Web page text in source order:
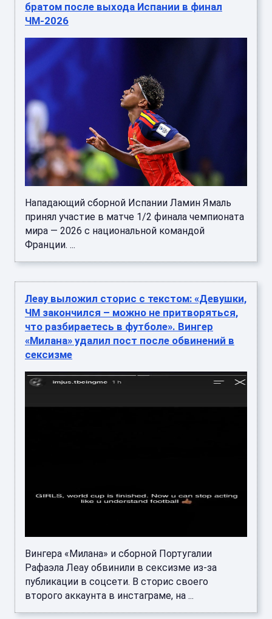
братом после выхода Испании в финал
ЧМ-2026
Нападающий сборной Испании Ламин Ямаль
принял участие в матче 1/2 финала чемпионата
мира — 2026 с национальной командой
Франции. ...
Леау выложил сторис с текстом: «Девушки,
ЧМ закончился – можно не притворяться,
что разбираетесь в футболе». Вингер
«Милана» удалил пост после обвинений в
сексизме
Вингера «Милана» и сборной Португалии
Рафаэла Леау обвинили в сексизме из-за
публикации в соцсети. В сторис своего
второго аккаунта в инстаграме, на ...